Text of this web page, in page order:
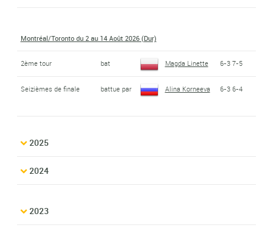
Montréal/Toronto du 2 au 14 Août 2026 (Dur)
2ème tour bat Magda Linette 6-3 7-5
Seizièmes de finale battue par Alina Korneeva 6-3 6-4
2025
2024
2023